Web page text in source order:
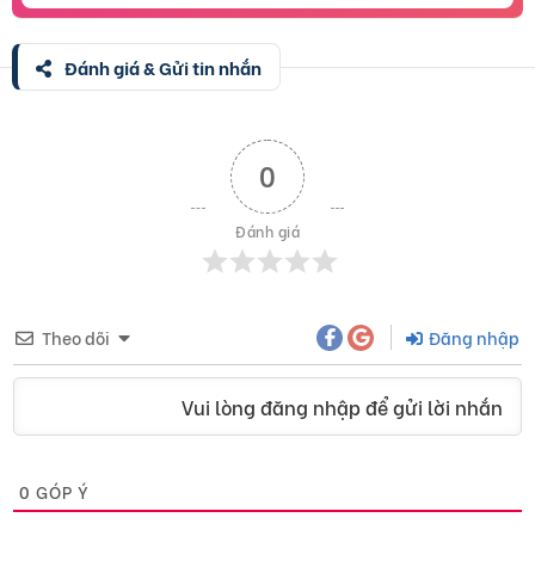
Đánh giá & Gửi tin nhắn
0
Đánh giá
Theo dõi Đăng nhập
Vui lòng đăng nhập để gửi lời nhắn
0 GÓP Ý